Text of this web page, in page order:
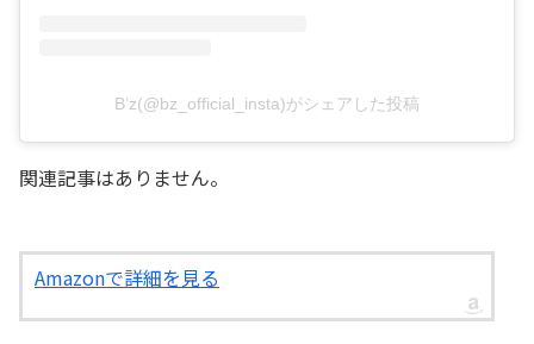
B’z(@bz_official_insta)がシェアした投稿
関連記事はありません。
Amazonで詳細を見る